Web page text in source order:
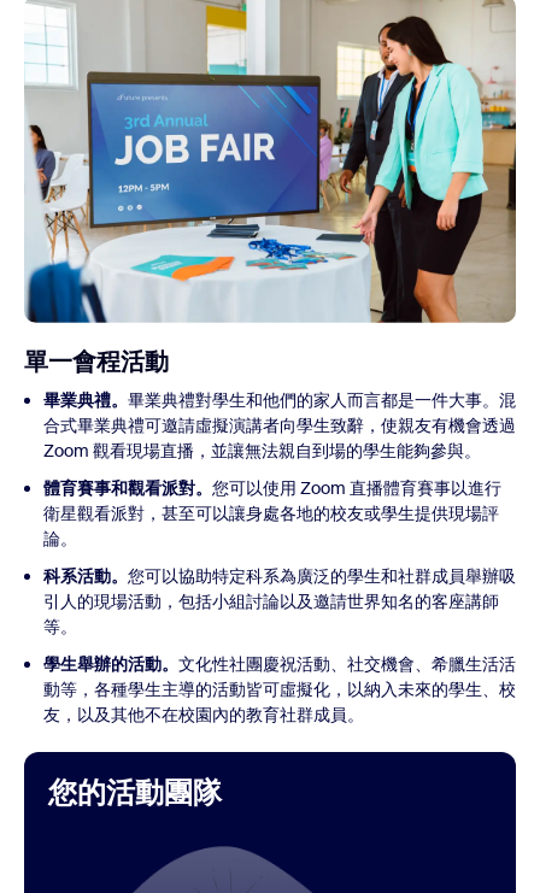
單一會程活動
畢業典禮。 畢業典禮對學生和他們的家人而言都是一件大事。混
合式畢業典禮可邀請虛擬演講者向學生致辭，使親友有機會透過
Zoom 觀看現場直播，並讓無法親自到場的學生能夠參與。
體育賽事和觀看派對。 您可以使用 Zoom 直播體育賽事以進行
衛星觀看派對，甚至可以讓身處各地的校友或學生提供現場評
論。
科系活動。 您可以協助特定科系為廣泛的學生和社群成員舉辦吸
引人的現場活動，包括小組討論以及邀請世界知名的客座講師
等。
學生舉辦的活動。 文化性社團慶祝活動、社交機會、希臘生活活
動等，各種學生主導的活動皆可虛擬化，以納入未來的學生、校
友，以及其他不在校園內的教育社群成員。
您的活動團隊